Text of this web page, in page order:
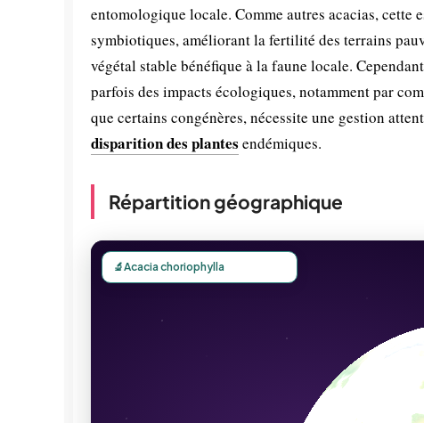
entomologique locale. Comme autres acacias, cette
symbiotiques, améliorant la fertilité des terrains
végétal stable bénéfique à la faune locale.
parfois des impacts écologiques, notamment par
que certains congénères, nécessite une gestion
disparition des plantes endémiques.
Répartition géographique